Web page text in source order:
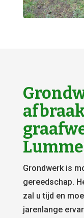
Grondwerk is
gereedschap.
zal u tijd en
jarenlange